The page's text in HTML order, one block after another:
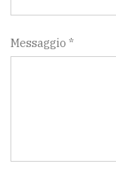
Messaggio *